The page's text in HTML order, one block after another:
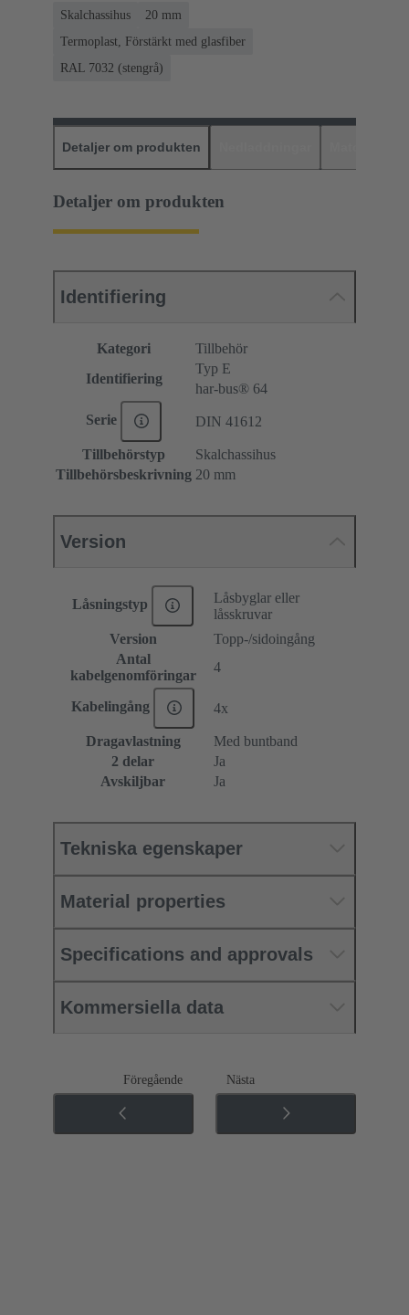
Skalchassihus
20 mm
Termoplast, Förstärkt med glasfiber
RAL 7032 (stengrå)
Detaljer om produkten
Detaljer om produkten
Identifiering
Kategori
Tillbehör
Identifiering
Typ E
har-bus® 64
Serie DIN 41612
Tillbehörstyp
Skalchassihus
Tillbehörsbeskrivning 20 mm
Version
Låsningstyp
Låsbyglar eller
låsskruvar
Version
Topp-/sidoingång
Antal
kabelgenomföringar
4
Kabelingång 4x
Dragavlastning
Med buntband
2 delar
Ja
Avskiljbar
Ja
Tekniska egenskaper
Material properties
Specifications and approvals
Kommersiella data
Föregående Nästa